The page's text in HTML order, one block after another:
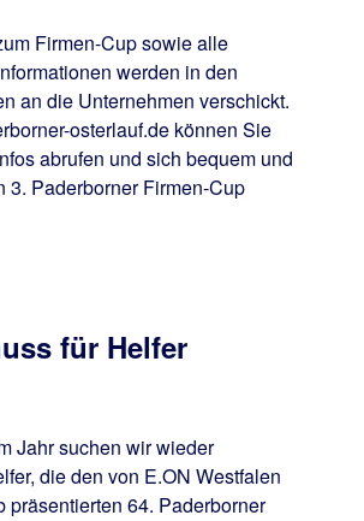
Firmen-Cup sowie alle
werden in den
an die Unternehmen verschickt.
osterlauf.de können Sie
abrufen und sich bequem und
3. Paderborner Firmen-Cup
für Helfer
Jahr suchen wir wieder
die den von E.ON Westfalen
präsentierten 64. Paderborner